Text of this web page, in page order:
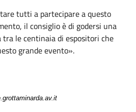
tutti a partecipare a questo
il consiglio è di godersi una
tra le centinaia di espositori che
grande evento».